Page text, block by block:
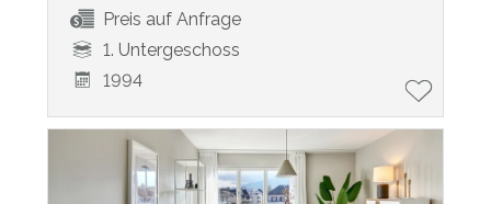
Preis auf Anfrage
1. Untergeschoss
1994